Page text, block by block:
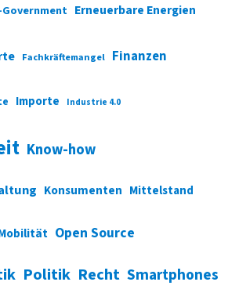
Government Erneuerbare Energien
Fachkräftemangel Finanzen
Importe Industrie 4.0
Know-how
Konsumenten Mittelstand
Open Source
Politik Recht Smartphones